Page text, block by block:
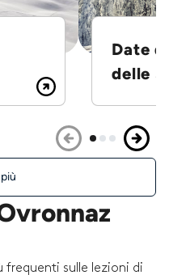
Date
delle
frequenti sulle lezioni di